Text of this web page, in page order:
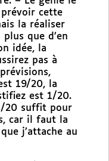
cette
la réaliser
que d’en
idée, la
pas à
19/20, la
est 1/20.
20 suffit pour
car il faut la
j’attache au